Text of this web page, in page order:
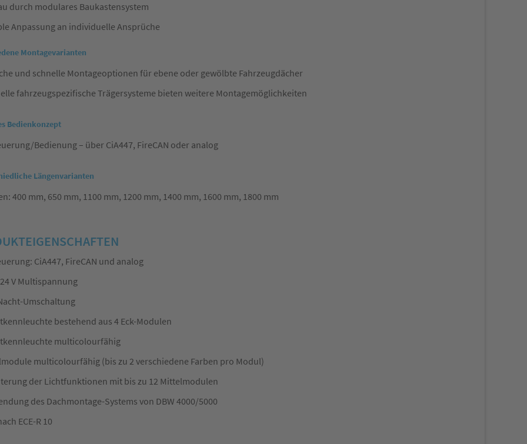
durch modulares Baukastensystem
Anpassung an individuelle Ansprüche
Montagevarianten
und schnelle Montageoptionen für ebene oder gewölbte Fahrzeugdächer
fahrzeugspezifische Trägersysteme bieten weitere Montagemöglichkeiten
Bedienkonzept
Bedienung – über CiA447, FireCAN oder analog
Längenvarianten
400 mm, 650 mm, 1100 mm, 1200 mm, 1400 mm, 1600 mm, 1800 mm
CiA447, FireCAN und analog
V Multispannung
Umschaltung
bestehend aus 4 Eck-Modulen
multicolourfähig
multicolourfähig (bis zu 2 verschiedene Farben pro Modul)
der Lichtfunktionen mit bis zu 12 Mittelmodulen
des Dachmontage-Systems von DBW 4000/5000
ECE-R 10